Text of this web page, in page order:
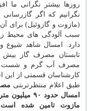
روزها بیشتر نگرانی
نگرانیم که اگر
(مازوت و گازوئیل) برای
سبب آلودگی های محیط
دارد. امسال شاهد شیوع
تابستان مصرف گاز بیش
مصرف آب گرم و شست
کارشناسان قسمتی از
طبق اعلام منتظرتربتی
امسال حدود